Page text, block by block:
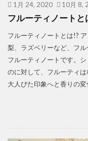
1月 24, 2020 10月 8,
フルーティノート
フルーティノートとは!?
梨、ラズベリーなど、フ
フルーティノートです。
のに対して、フルーティ
大人びた印象へと香りの